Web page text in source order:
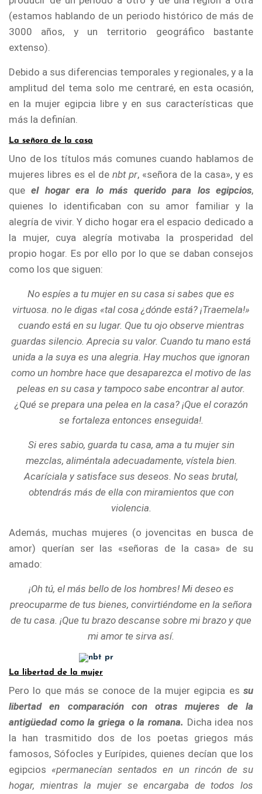
(estamos hablando de un periodo histórico de más de
3000 años, y un territorio geográfico bastante
extenso).
Debido a sus diferencias temporales y regionales, y a la
amplitud del tema solo me centraré, en esta ocasión,
en la mujer egipcia libre y en sus características que
más la definían.
La señora de la casa
Uno de los títulos más comunes cuando hablamos de
mujeres libres es el de nbt pr, «señora de la casa», y es
queel hogar era lo más querido para los egipcios,
quienes lo identificaban con su amor familiar y la
alegría de vivir. Y dicho hogar era el espacio dedicado a
la mujer, cuya alegría motivaba la prosperidad del
propio hogar. Es por ello por lo que se daban consejos
como los que siguen:
No espíes a tu mujer en su casa si sabes que es
virtuosa. no le digas «tal cosa ¿dónde está? ¡Traemela!»
cuando está en su lugar. Que tu ojo observe mientras
guardas silencio. Aprecia su valor. Cuando tu mano está
unida a la suya es una alegria. Hay muchos que ignoran
como un hombre hace que desaparezca el motivo de las
peleas en su casa y tampoco sabe encontrar al autor.
¿Qué se prepara una pelea en la casa? ¡Que el corazón
se fortaleza entonces enseguida!.
Si eres sabio, guarda tu casa, ama a tu mujer sin
mezclas, aliméntala adecuadamente, vístela bien.
Acaríciala y satisface sus deseos. No seas brutal,
obtendrás más de ella con miramientos que con
violencia.
Además, muchas mujeres (o jovencitas en busca de
amor) querían ser las «señoras de la casa» de su
amado:
¡Oh tú, el más bello de los hombres! Mi deseo es
preocuparme de tus bienes, convirtiéndome en la señora
de tu casa. ¡Que tu brazo descanse sobre mi brazo y que
mi amor te sirva así.
La libertad de la mujer
Pero lo que más se conoce de la mujer egipcia es su
libertad en comparación con otras mujeres de la
antigüedad como la griega o la romana. Dicha idea nos
la han trasmitido dos de los poetas griegos más
famosos, Sófocles y Eurípides, quienes decían que los
egipcios «permanecían sentados en un rincón de su
hogar, mientras la mujer se encargaba de todos los